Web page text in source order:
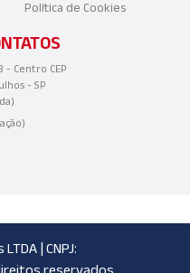
Política de Cookies
- Centro CEP
- SP
| CNPJ:
reservados